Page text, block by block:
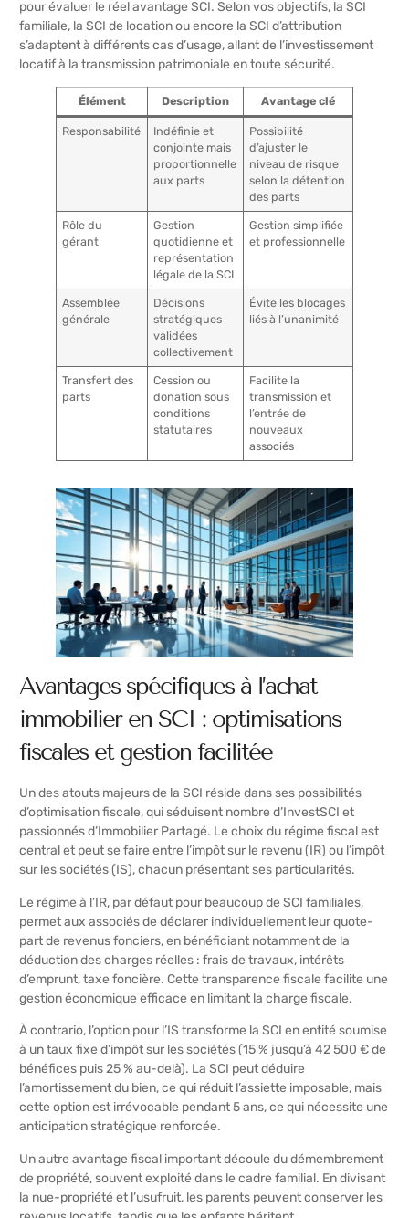
pour évaluer le réel avantage SCI. Selon vos objectifs, la SCI
familiale, la SCI de location ou encore la SCI d’attribution
s’adaptent à différents cas d’usage, allant de l’investissement
locatif à la transmission patrimoniale en toute sécurité.
Élément Description Avantage clé
Responsabilité
Indéfinie et
conjointe mais
proportionnelle
aux parts
Possibilité
d’ajuster le
niveau de risque
selon la détention
des parts
Rôle du
gérant
Gestion
quotidienne et
représentation
légale de la SCI
Gestion simplifiée
et professionnelle
Assemblée
générale
Décisions
stratégiques
validées
collectivement
Évite les blocages
liés à l’unanimité
Transfert des
parts
Cession ou
donation sous
conditions
statutaires
Facilite la
transmission et
l’entrée de
nouveaux
associés
Avantages spécifiques à l’achat
immobilier en SCI : optimisations
fiscales et gestion facilitée
Un des atouts majeurs de la SCI réside dans ses possibilités
d’optimisation fiscale, qui séduisent nombre d’InvestSCI et
passionnés d’Immobilier Partagé. Le choix du régime fiscal est
central et peut se faire entre l’impôt sur le revenu (IR) ou l’impôt
sur les sociétés (IS), chacun présentant ses particularités.
Le régime à l’IR, par défaut pour beaucoup de SCI familiales,
permet aux associés de déclarer individuellement leur quote-
part de revenus fonciers, en bénéficiant notamment de la
déduction des charges réelles : frais de travaux, intérêts
d’emprunt, taxe foncière. Cette transparence fiscale facilite une
gestion économique efficace en limitant la charge fiscale.
À contrario, l’option pour l’IS transforme la SCI en entité soumise
à un taux fixe d’impôt sur les sociétés (15 % jusqu’à 42 500 € de
bénéfices puis 25 % au-delà). La SCI peut déduire
l’amortissement du bien, ce qui réduit l’assiette imposable, mais
cette option est irrévocable pendant 5 ans, ce qui nécessite une
anticipation stratégique renforcée.
Un autre avantage fiscal important découle du démembrement
de propriété, souvent exploité dans le cadre familial. En divisant
la nue-propriété et l’usufruit, les parents peuvent conserver les